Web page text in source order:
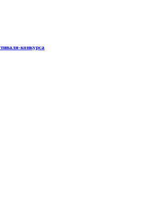
конкурса